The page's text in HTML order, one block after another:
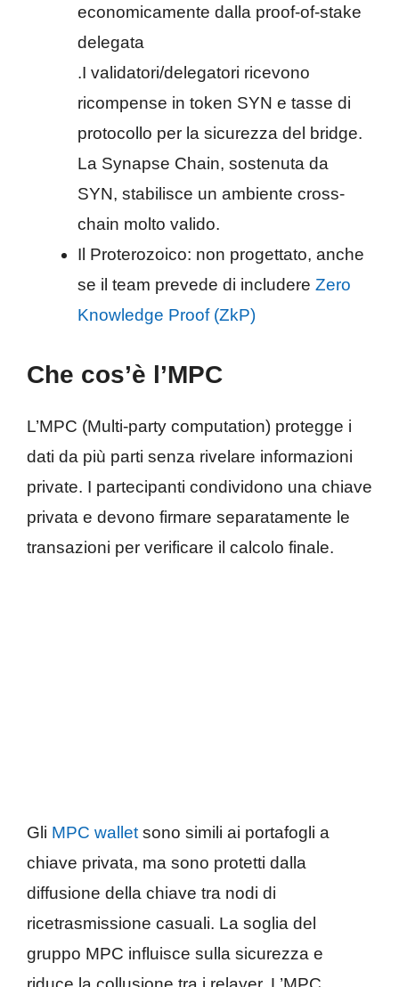
economicamente dalla proof-of-stake
delegata
.I validatori/delegatori ricevono
ricompense in token SYN e tasse di
protocollo per la sicurezza del bridge.
La Synapse Chain, sostenuta da
SYN, stabilisce un ambiente cross-
chain molto valido.
Il Proterozoico: non progettato, anche
se il team prevede di includere Zero
Knowledge Proof (ZkP)
Che cos’è l’MPC
L’MPC (Multi-party computation) protegge i
dati da più parti senza rivelare informazioni
private. I partecipanti condividono una chiave
privata e devono firmare separatamente le
transazioni per verificare il calcolo finale.
Gli MPC walletsono simili ai portafogli a
chiave privata, ma sono protetti dalla
diffusione della chiave tra nodi di
ricetrasmissione casuali. La soglia del
gruppo MPC influisce sulla sicurezza e